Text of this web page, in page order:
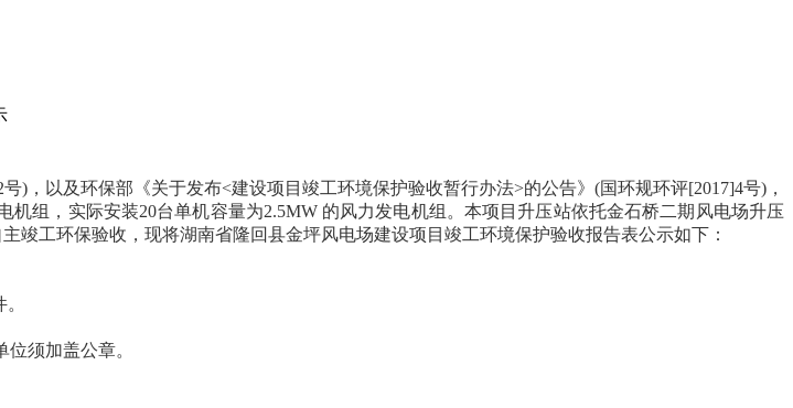
以及环保部《关于发布<建设项目竣工环境保护验收暂行办法>的公告》(国环规环评[2017]4号)，
组，实际安装20台单机容量为2.5MW 的风力发电机组。本项目升压站依托金石桥二期风电场升压
竣工环保验收，现将湖南省隆回县金坪风电场建设项目竣工环境保护验收报告表公示如下：
须加盖公章。